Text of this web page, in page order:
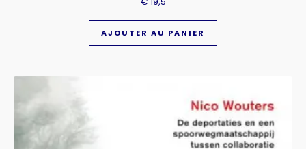
AJOUTER AU PANIER